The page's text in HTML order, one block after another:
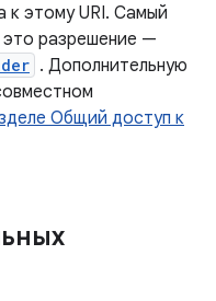
к этому URI. Самый
разрешение —
. Дополнительную
Общий доступ к